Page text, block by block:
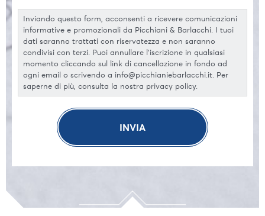
Inviando questo form, acconsenti a ricevere comunicazioni
informative e promozionali da Picchiani & Barlacchi. I tuoi
dati saranno trattati con riservatezza e non saranno
condivisi con terzi. Puoi annullare l'iscrizione in qualsiasi
momento cliccando sul link di cancellazione in fondo ad
ogni email o scrivendo a info@picchianiebarlacchi.it. Per
saperne di più, consulta la nostra privacy policy.